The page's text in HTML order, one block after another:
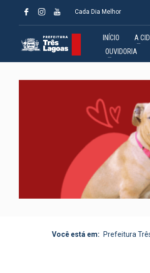
Cada Dia Melhor
INÍCIO A
OUVIDORIA
Você está em: Prefeitura